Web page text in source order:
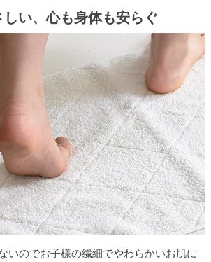
い、心も身体も安らぐ
いのでお子様の繊細でやわらかいお肌に